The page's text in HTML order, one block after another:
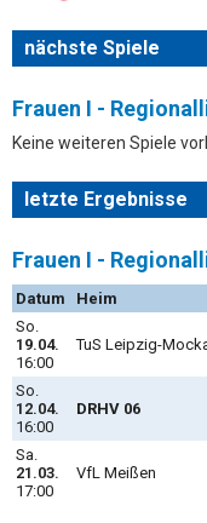
nächste Spiele
Frauen I -
Keine weiteren Spiele
letzte Ergebnisse
Frauen I -
Datum Heim
So.
19.04.
16:00
TuS Leipzig-
So.
12.04.
16:00
DRHV 06
Sa.
21.03.
17:00
VfL Meißen